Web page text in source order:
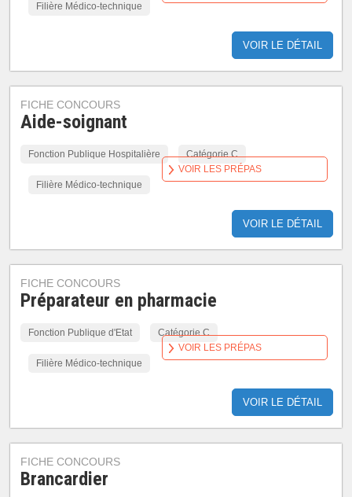
Filière Médico-technique
VOIR LE DÉTAIL
FICHE CONCOURS
Aide-soignant
Fonction Publique Hospitalière Catégorie C
Filière Médico-technique
VOIR LE DÉTAIL
VOIR LES PRÉPAS
FICHE CONCOURS
Préparateur en pharmacie
Fonction Publique d'Etat Catégorie C
Filière Médico-technique
VOIR LE DÉTAIL
VOIR LES PRÉPAS
FICHE CONCOURS
Brancardier